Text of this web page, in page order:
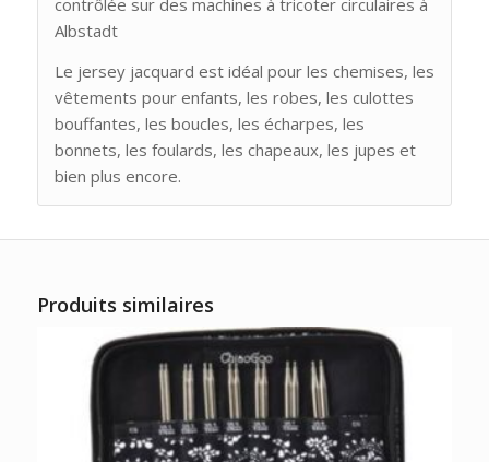
contrôlée sur des machines à tricoter circulaires à
Albstadt
Le jersey jacquard est idéal pour les chemises, les
vêtements pour enfants, les robes, les culottes
bouffantes, les boucles, les écharpes, les
bonnets, les foulards, les chapeaux, les jupes et
bien plus encore.
Produits similaires